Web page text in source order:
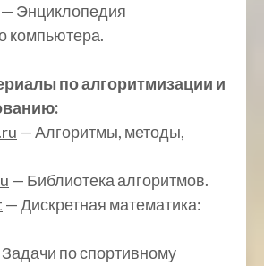
— Энциклопедия
компьютера.
по алгоритмизации и
— Алгоритмы, методы,
— Библиотека алгоритмов.
— Дискретная математика:
по спортивному